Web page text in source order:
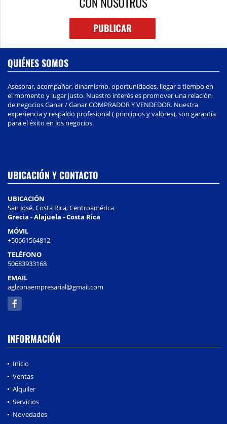
QUIÉNES SOMOS
Asesorar, acompañar, dinamismo, oportunidades, llegar a tiempo en
el momento y lugar justo. Nuestro interés es promover una relación
de negocios Ganar / Ganar COMPRADOR Y VENDEDOR. Nuestra
experiencia y respaldo profesional ( principios y valores), son garantía
para el éxito en los negocios.
UBICACIÓN Y CONTACTO
UBICACIÓN
San José, Costa Rica, Centroamérica
Grecia - Alajuela - Costa Rica
MÓVIL
+50661564812
TELÉFONO
50683933168
EMAIL
aglzonaempresarial@gmail.com
Facebook
INFORMACIÓN
Inicio
Ventas
Alquiler
Servicios
Novedades